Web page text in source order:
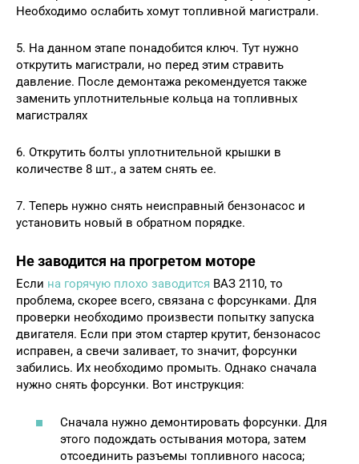
Необходимо ослабить хомут топливной магистрали.
5. На данном этапе понадобится ключ. Тут нужно
открутить магистрали, но перед этим стравить
давление. После демонтажа рекомендуется также
заменить уплотнительные кольца на топливных
магистралях
6. Открутить болты уплотнительной крышки в
количестве 8 шт., а затем снять ее.
7. Теперь нужно снять неисправный бензонасос и
установить новый в обратном порядке.
Не заводится на прогретом моторе
Если на горячую плохо заводится ВАЗ 2110, то
проблема, скорее всего, связана с форсунками. Для
проверки необходимо произвести попытку запуска
двигателя. Если при этом стартер крутит, бензонасос
исправен, а свечи заливает, то значит, форсунки
забились. Их необходимо промыть. Однако сначала
нужно снять форсунки. Вот инструкция:
Сначала нужно демонтировать форсунки. Для
этого подождать остывания мотора, затем
отсоединить разъемы топливного насоса;